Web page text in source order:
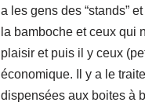
a les gens des “stands”
la bamboche et ceux qui
plaisir et puis il y ceux
économique. Il y a le
dispensées aux boites à